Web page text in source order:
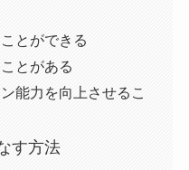
とができる
とがある
能力を向上させるこ
す方法